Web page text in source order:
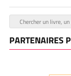
PARTENAIRES